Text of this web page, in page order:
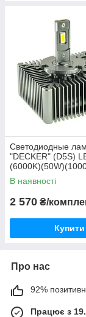
Светодиодные
"DECKER" (D5S)
В наявності
2 570 ₴/
Купити
Про нас
92%
Працює з